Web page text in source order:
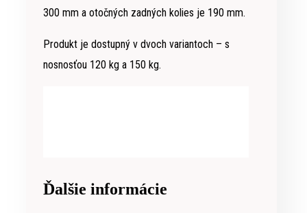
300 mm a otočných zadných kolies je 190 mm.
Produkt je dostupný v dvoch variantoch – s
nosnosťou 120 kg a 150 kg.
Ďalšie informácie